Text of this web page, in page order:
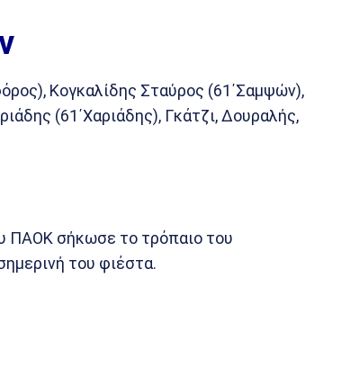
Κογκαλίδης Σταύρος (61΄Σαμψών),
(61΄Χαριάδης), Γκάτζι, Δουραλής,
ΠΑΟΚ σήκωσε το τρόπαιο του
του φιέστα.